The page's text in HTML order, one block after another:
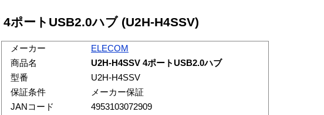
ポートUSB2.0ハブ (U2H-H4SSV)
メーカー
ELECOM
商品名
U2H-H4SSV 4ポートUSB2.0ハブ
型番
U2H-H4SSV
保証条件
メーカー保証
JANコード
4953103072909